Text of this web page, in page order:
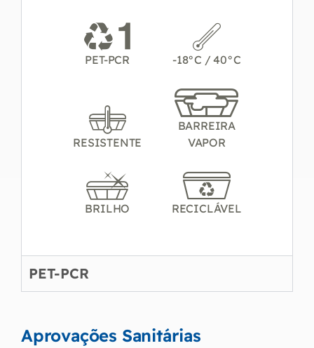
PET-PCR -18°C / 40°C
RESISTENTE
BARREIRA
VAPOR
BRILHO RECICLÁVEL
PET-PCR
Aprovações Sanitárias